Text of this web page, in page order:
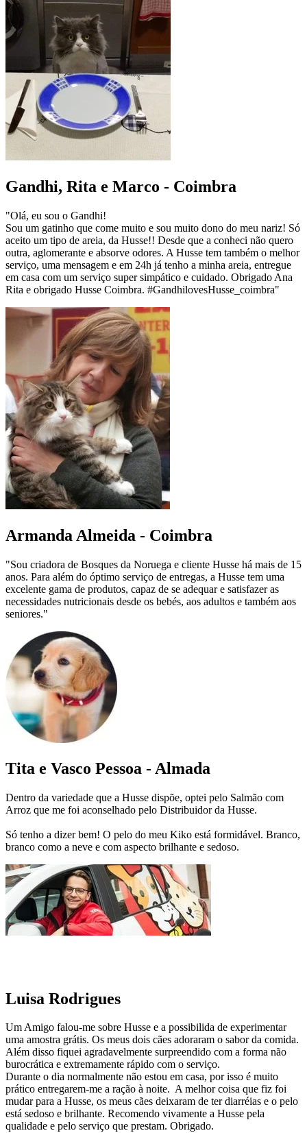
Gandhi, Rita e Marco - Coimbra
"Olá, eu sou o Gandhi!
Sou um gatinho que come muito e sou muito dono do meu nariz! Só
aceito um tipo de areia, da Husse!! Desde que a conheci não quero
outra, aglomerante e absorve odores. A Husse tem também o melhor
serviço, uma mensagem e em 24h já tenho a minha areia, entregue
em casa com um serviço super simpático e cuidado. Obrigado Ana
Rita e obrigado Husse Coimbra. #GandhilovesHusse_coimbra"
Armanda Almeida - Coimbra
"Sou criadora de Bosques da Noruega e cliente Husse há mais de 15
anos. Para além do óptimo serviço de entregas, a Husse tem uma
excelente gama de produtos, capaz de se adequar e satisfazer as
necessidades nutricionais desde os bebés, aos adultos e também aos
seniores."
Tita e Vasco Pessoa - Almada
Dentro da variedade que a Husse dispõe, optei pelo Salmão com
Arroz que me foi aconselhado pelo Distribuidor da Husse.
Só tenho a dizer bem! O pelo do meu Kiko está formidável. Branco,
branco como a neve e com aspecto brilhante e sedoso.
Luisa Rodrigues
Um Amigo falou-me sobre Husse e a possibilida de experimentar
uma amostra grátis. Os meus dois cães adoraram o sabor da comida.
Além disso fiquei agradavelmente surpreendido com a forma não
burocrática e extremamente rápido com o serviço.
Durante o dia normalmente não estou em casa, por isso é muito
prático entregarem-me a ração à noite. A melhor coisa que fiz foi
mudar para a Husse, os meus cães deixaram de ter diarréias e o pelo
está sedoso e brilhante. Recomendo vivamente a Husse pela
qualidade e pelo serviço que prestam. Obrigado.